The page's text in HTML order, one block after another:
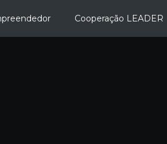
Cooperação LEADER